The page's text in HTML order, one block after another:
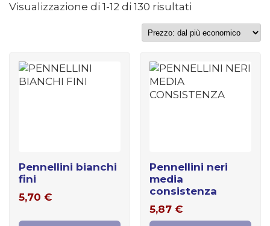
Visualizzazione di 1-12 di 130 risultati
più
pennellini bianchi
fini
5,70 €
pennellini neri
media
consistenza
5,87 €